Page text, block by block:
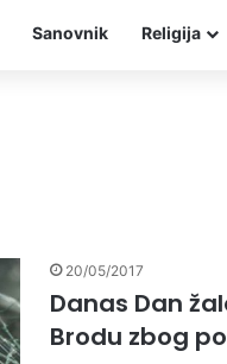
Sanovnik Religija
20/05/2017
Danas Dan
Brodu zbog